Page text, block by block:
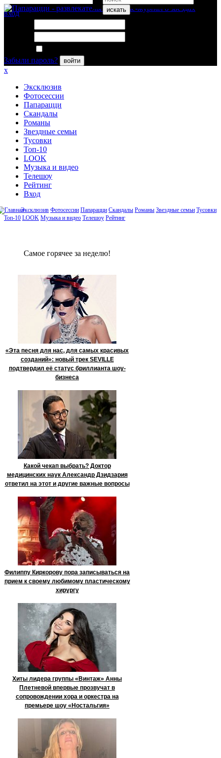
искать
вход
Забыли пароль?
войти
x
Эксклюзив
Фотосессии
Папарацци
Скандалы
Романы
Звездные семьи
Тусовки
Топ-10
LOOK
Музыка и видео
Телешоу
Рейтинг
Вход
Эксклюзив Фотосессии Папарацци Скандалы Романы Звездные семьи Тусовки
Топ-10 LOOK Музыка и видео Телешоу Рейтинг
Сaмое гoрячее за неделю!
«Эта песня для нас, для самых красивых
созданий»: новый трек SEVILLE
подтвердил её статус бриллианта шоу-
бизнеса
Какой чекап выбрать? Доктор
медицинских наук Александр Дзидзария
ответил на этот и другие важные вопросы
Филиппу Киркорову пора записываться на
прием к своему любимому пластическому
хирургу
Хиты лидера группы «Винтаж» Анны
Плетневой впервые прозвучат в
сопровождении хора и оркестра на
премьере шоу «Ностальгия»